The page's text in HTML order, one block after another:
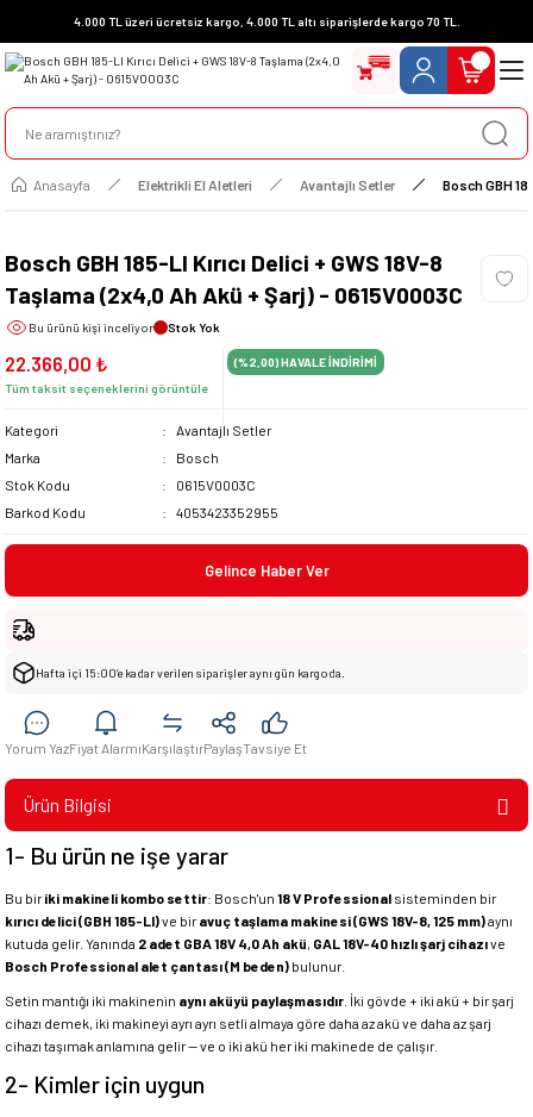
4.000 TL üzeri ücretsiz kargo, 4.000 TL altı siparişlerde kargo 70 TL.
Anasayfa Elektrikli El Aletleri Avantajlı Setler Bosch GBH
Bosch GBH 185-LI Kırıcı Delici + GWS 18V-8
Taşlama (2x4,0 Ah Akü + Şarj) - 0615V0003C
Bu ürünü kişi inceliyor Stok Yok
22.366,00 ₺
Tüm taksit seçeneklerini görüntüle
(%2,00)HAVALE İNDİRİMİ
Kategori
Avantajlı Setler
Marka
Bosch
Stok Kodu
0615V0003C
Barkod Kodu
4053423352955
Gelince Haber Ver
Hafta içi 15:00’e kadar verilen siparişler aynı gün kargoda.
Yorum YazFiyat AlarmıKarşılaştırPaylaşTavsiye Et
Ürün Bilgisi
1- Bu ürün ne işe yarar
Bu biriki makineli kombo settir: Bosch'un 18 V Professional sisteminden bir
kırıcı delici (GBH 185-LI)ve biravuç taşlama makinesi (GWS 18V-8, 125 mm)aynı
kutuda gelir. Yanında 2 adet GBA 18V 4,0 Ah akü, GAL 18V-40 hızlı şarj cihazıve
Bosch Professional alet çantası (M beden) bulunur.
Setin mantığı iki makinenin aynı aküyü paylaşmasıdır . İki gövde + iki akü + bir şarj
cihazı demek, iki makineyi ayrı ayrı setli almaya göre daha az akü ve daha az şarj
cihazı taşımak anlamına gelir — ve o iki akü her iki makinede de çalışır.
2- Kimler için uygun